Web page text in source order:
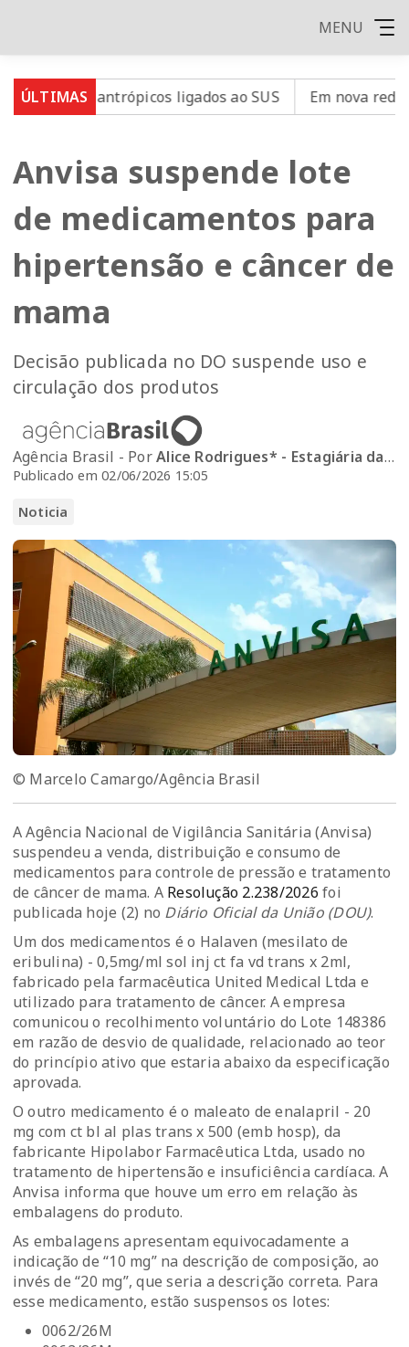
MENU
ÚLTIMAS
filantrópicos ligados ao SUS Em nova redução,
Anvisa suspende lote
de medicamentos para
hipertensão e câncer de
mama
Decisão publicada no DO suspende uso e
circulação dos produtos
Agência Brasil - PorAlice Rodrigues* - Estagiária da Agência Brasil
Publicado em 02/06/2026 15:05
Noticia
© Marcelo Camargo/Agência Brasil
A Agência Nacional de Vigilância Sanitária (Anvisa)
suspendeu a venda, distribuição e consumo de
medicamentos para controle de pressão e tratamento
de câncer de mama. A Resolução 2.238/2026 foi
publicada hoje (2) no Diário Oficial da União (DOU).
Um dos medicamentos é o Halaven (mesilato de
eribulina) - 0,5mg/ml sol inj ct fa vd trans x 2ml,
fabricado pela farmacêutica United Medical Ltda e
utilizado para tratamento de câncer. A empresa
comunicou o recolhimento voluntário do Lote 148386
em razão de desvio de qualidade, relacionado ao teor
do princípio ativo que estaria abaixo da especificação
aprovada.
O outro medicamento é o maleato de enalapril - 20
mg com ct bl al plas trans x 500 (emb hosp), da
fabricante Hipolabor Farmacêutica Ltda, usado no
tratamento de hipertensão e insuficiência cardíaca. A
Anvisa informa que houve um erro em relação às
embalagens do produto.
As embalagens apresentam equivocadamente a
indicação de “10 mg” na descrição de composição, ao
invés de “20 mg”, que seria a descrição correta. Para
esse medicamento, estão suspensos os lotes:
0062/26M